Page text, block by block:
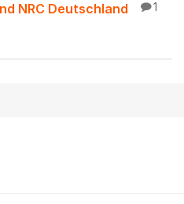
NRC Deutschland
1